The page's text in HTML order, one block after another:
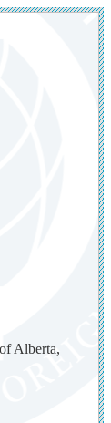
Alberta,